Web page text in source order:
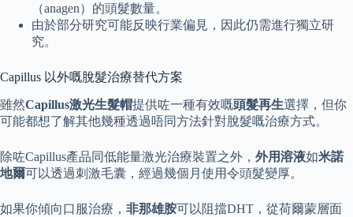
（anagen）的頭髮數量。
由於部分研究可能反映行業偏見，因此仍需進行獨立研
究。
Capillus 以外嘅脫髮治療替代方案
雖然Capillus激光生髮帽提供咗一種有效嘅頭髮再生選擇，但你
可能都想了解其他幾種透過唔同方法針對脫髮嘅治療方式。
除咗Capillus產品同低能量激光治療裝置之外， 外用溶液如米諾
地爾可以透過刺激毛囊，經過幾個月使用令頭髮變厚。
如果你傾向口服治療， 非那雄胺可以阻擋DHT，從荷爾蒙層面